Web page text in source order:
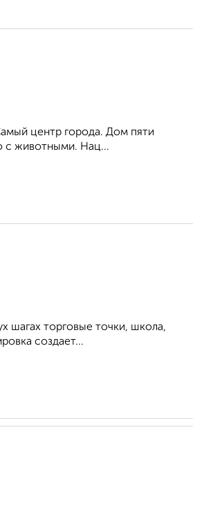
центр города. Дом пяти
с животными. Нац...
шагах торговые точки, школа,
создает...